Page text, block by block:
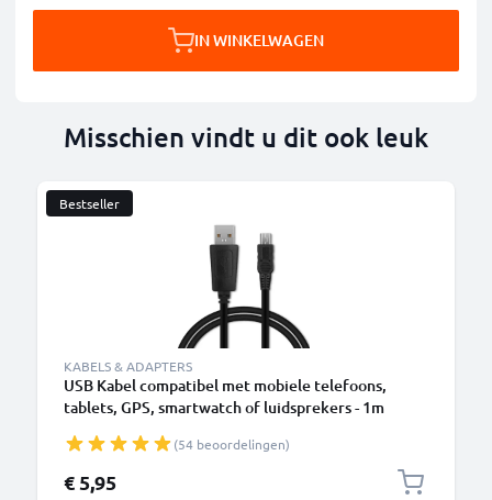
IN WINKELWAGEN
Misschien vindt u dit ook leuk
Bestseller
KABELS & ADAPTERS
USB Kabel compatibel met mobiele telefoons,
tablets, GPS, smartwatch of luidsprekers - 1m
(54 beoordelingen)
€ 5,95